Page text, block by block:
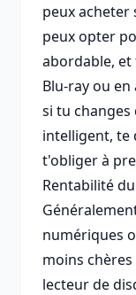
peux acheter
peux opter
abordable,
Blu-ray ou
si tu changes
intelligent, te
t'obliger à
Rentabilité
numériques
moins
lecteur de